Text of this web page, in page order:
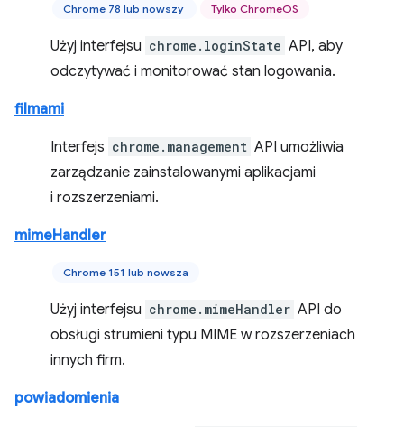
Chrome 78 lub nowszy Tylko ChromeOS
Użyj interfejsu chrome.loginState API, aby
odczytywać i monitorować stan logowania.
filmami
Interfejs chrome.management API umożliwia
zarządzanie zainstalowanymi aplikacjami
i rozszerzeniami.
mimeHandler
Chrome 151 lub nowsza
Użyj interfejsu chrome.mimeHandler API do
obsługi strumieni typu MIME w rozszerzeniach
innych firm.
powiadomienia